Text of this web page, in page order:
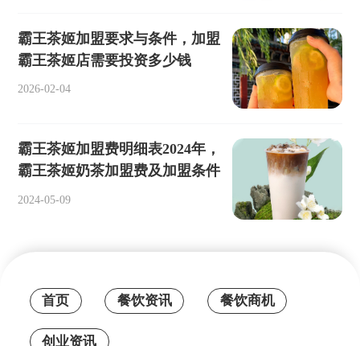
霸王茶姬加盟要求与条件，加盟
霸王茶姬店需要投资多少钱
2026-02-04
霸王茶姬加盟费明细表2024年，
霸王茶姬奶茶加盟费及加盟条件
2024-05-09
首页 餐饮资讯 餐饮商机
创业资讯